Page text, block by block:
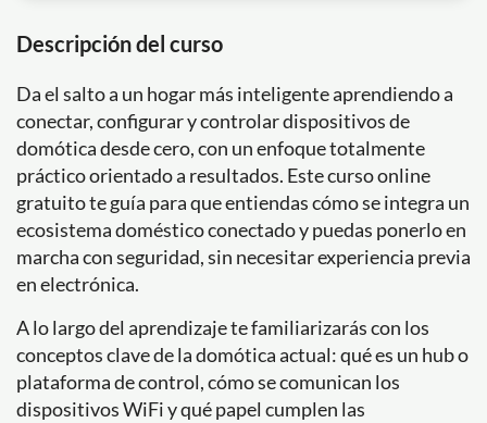
Descripción del curso
Da el salto a un hogar más inteligente aprendiendo a
conectar, configurar y controlar dispositivos de
domótica desde cero, con un enfoque totalmente
práctico orientado a resultados. Este curso online
gratuito te guía para que entiendas cómo se integra un
ecosistema doméstico conectado y puedas ponerlo en
marcha con seguridad, sin necesitar experiencia previa
en electrónica.
A lo largo del aprendizaje te familiarizarás con los
conceptos clave de la domótica actual: qué es un hub o
plataforma de control, cómo se comunican los
dispositivos WiFi y qué papel cumplen las